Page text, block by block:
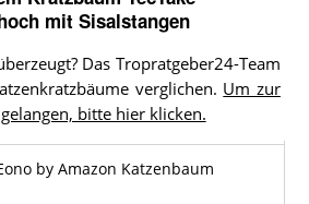
mit Sisalstangen
Das Tropratgeber24-Team
verglichen. Um zur
bitte hier klicken.
by Amazon Katzenbaum